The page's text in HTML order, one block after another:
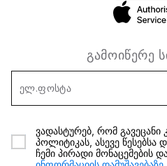
გამოიწერე
ელ.ფოსტა
ვადასტურებ, რომ
პოლიტიკას, ასევე წესებსა
ჩემი პირადი მონაცემების